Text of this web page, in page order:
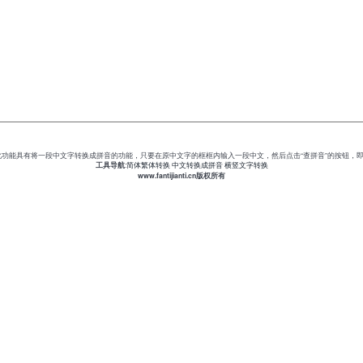
能具有将一段中文字转换成拼音的功能，只要在原中文字的框框内输入一段中文，然后点击“查拼音”的按钮，
工具导航:简体繁体转换 中文转换成拼音 横竖文字转换
www.fantijianti.cn版权所有